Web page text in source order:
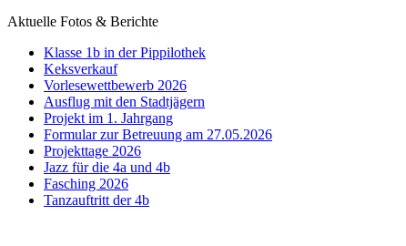
Aktuelle Fotos & Berichte
Klasse 1b in der Pippilothek
Keksverkauf
Vorlesewettbewerb 2026
Ausflug mit den Stadtjägern
Projekt im 1. Jahrgang
Formular zur Betreuung am 27.05.2026
Projekttage 2026
Jazz für die 4a und 4b
Fasching 2026
Tanzauftritt der 4b